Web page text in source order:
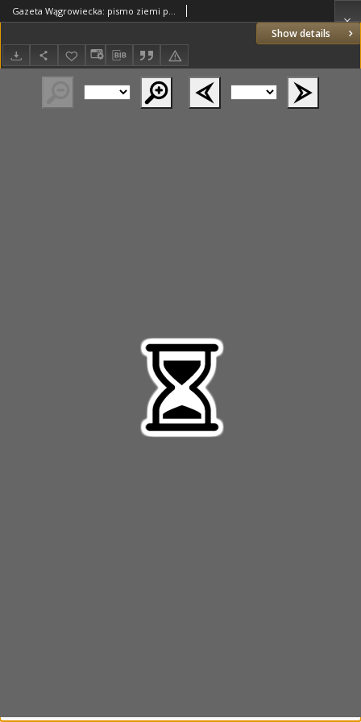
Show details
Gazeta Wągrowiecka: pismo ziemi pałuckiej 1936.02.05 R.16 Nr29